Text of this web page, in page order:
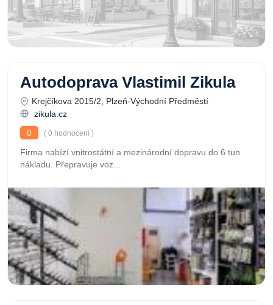
Autodoprava Vlastimil Zikula
Krejčíkova 2015/2, Plzeň-Východní Předměstí
zikula.cz
0
( 0 hodnocení )
Firma nabízí vnitrostátní a mezinárodní dopravu do 6 tun
nákladu. Přepravuje voz...